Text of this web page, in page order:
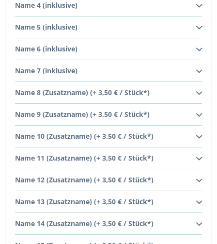
Name 4 (inklusive)
Name 5 (inklusive)
Name 6 (inklusive)
Name 7 (inklusive)
Name 8 (Zusatzname) (+ 3,50 € / Stück*)
Name 9 (Zusatzname) (+ 3,50 € / Stück*)
Name 10 (Zusatzname) (+ 3,50 € / Stück*)
Name 11 (Zusatzname) (+ 3,50 € / Stück*)
Name 12 (Zusatzname) (+ 3,50 € / Stück*)
Name 13 (Zusatzname) (+ 3,50 € / Stück*)
Name 14 (Zusatzname) (+ 3,50 € / Stück*)